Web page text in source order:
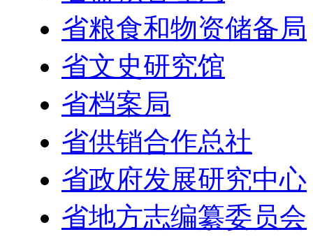
省粮食和物资储备局
省文史研究馆
省档案局
省供销合作总社
省政府发展研究中心
省地方志编纂委员会